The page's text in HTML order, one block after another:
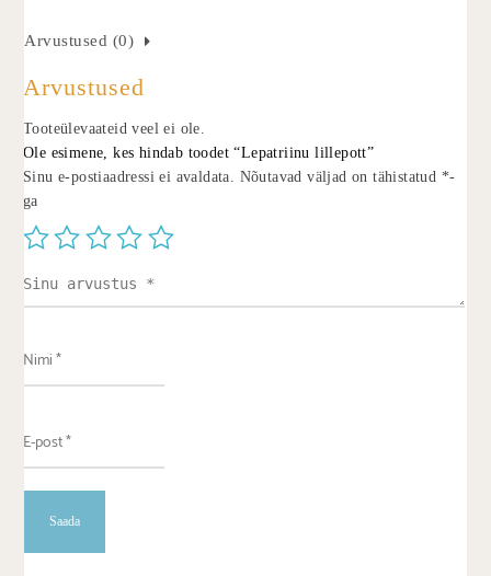
Arvustused (0)
Arvustused
Tooteülevaateid veel ei ole.
Ole esimene, kes hindab toodet “Lepatriinu lillepott”
Sinu e-postiaadressi ei avaldata.
Nõutavad väljad on tähistatud *-
ga